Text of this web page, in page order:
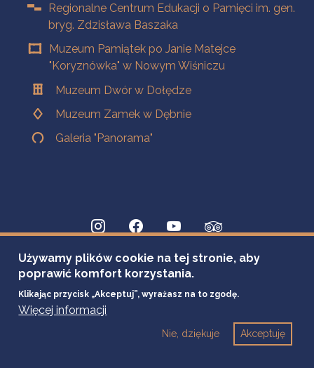
Regionalne Centrum Edukacji o Pamięci im. gen.
bryg. Zdzisława Baszaka
Muzeum Pamiątek po Janie Matejce
"Koryznówka" w Nowym Wiśniczu
Muzeum Dwór w Dołędze
Muzeum Zamek w Dębnie
Galeria "Panorama"
Używamy plików cookie na tej stronie, aby
poprawić komfort korzystania.
Klikając przycisk „Akceptuj”, wyrażasz na to zgodę.
Więcej informacji
Akceptuję
Nie, dziękuje